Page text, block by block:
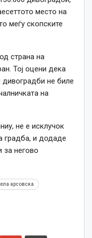
место на
меѓу скопските
страна на
Тој оцени дека
дивоградби не биле
на
не е исклучок
градба, и додаде
за негово
арсовска